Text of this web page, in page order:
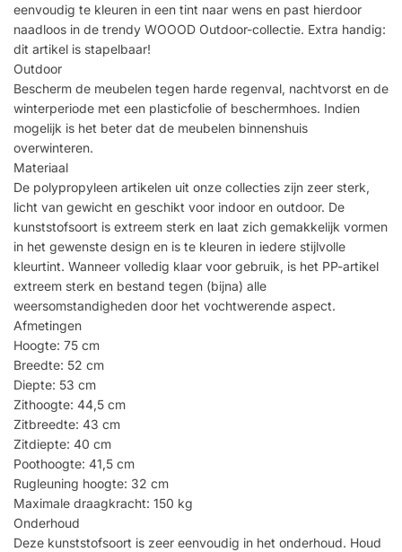
eenvoudig te kleuren in een tint naar wens en past hierdoor
naadloos in de trendy WOOOD Outdoor-collectie. Extra handig:
dit artikel is stapelbaar!
Outdoor
Bescherm de meubelen tegen harde regenval, nachtvorst en de
winterperiode met een plasticfolie of beschermhoes. Indien
mogelijk is het beter dat de meubelen binnenshuis
overwinteren.
Materiaal
De polypropyleen artikelen uit onze collecties zijn zeer sterk,
licht van gewicht en geschikt voor indoor en outdoor. De
kunststofsoort is extreem sterk en laat zich gemakkelijk vormen
in het gewenste design en is te kleuren in iedere stijlvolle
kleurtint. Wanneer volledig klaar voor gebruik, is het PP-artikel
extreem sterk en bestand tegen (bijna) alle
weersomstandigheden door het vochtwerende aspect.
Afmetingen
Hoogte: 75 cm
Breedte: 52 cm
Diepte: 53 cm
Zithoogte: 44,5 cm
Zitbreedte: 43 cm
Zitdiepte: 40 cm
Poothoogte: 41,5 cm
Rugleuning hoogte: 32 cm
Maximale draagkracht: 150 kg
Onderhoud
Deze kunststofsoort is zeer eenvoudig in het onderhoud. Houd